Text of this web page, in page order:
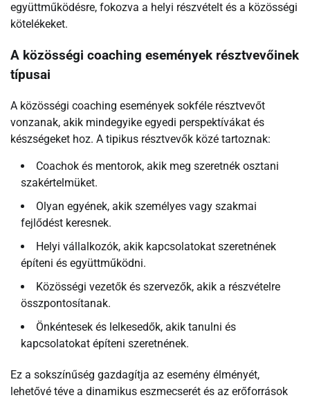
együttműködésre, fokozva a helyi részvételt és a közösségi
kötelékeket.
A közösségi coaching események résztvevőinek
típusai
A közösségi coaching események sokféle résztvevőt
vonzanak, akik mindegyike egyedi perspektívákat és
készségeket hoz. A tipikus résztvevők közé tartoznak:
Coachok és mentorok, akik meg szeretnék osztani
szakértelmüket.
Olyan egyének, akik személyes vagy szakmai
fejlődést keresnek.
Helyi vállalkozók, akik kapcsolatokat szeretnének
építeni és együttműködni.
Közösségi vezetők és szervezők, akik a részvételre
összpontosítanak.
Önkéntesek és lelkesedők, akik tanulni és
kapcsolatokat építeni szeretnének.
Ez a sokszínűség gazdagítja az esemény élményét,
lehetővé téve a dinamikus eszmecserét és az erőforrások